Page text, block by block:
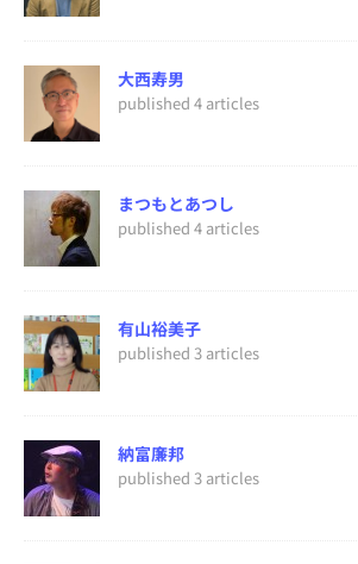
大西寿男
published 4 articles
まつもとあつし
published 4 articles
有山裕美子
published 3 articles
納富廉邦
published 3 articles